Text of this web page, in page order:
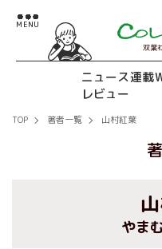
双葉
ニュース連載
レビュー
TOP 著者一覧 山村紅葉
やま